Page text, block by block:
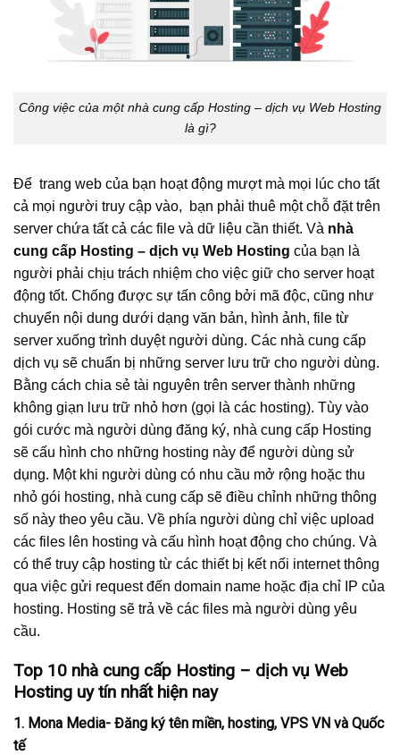
Công việc của một nhà cung cấp Hosting – dịch vụ Web Hosting
là gì?
Để trang web của bạn hoạt động mượt mà mọi lúc cho tất
cả mọi người truy cập vào, bạn phải thuê một chỗ đặt trên
server chứa tất cả các file và dữ liệu cần thiết. Và nhà
cung cấp Hosting – dịch vụ Web Hosting của bạn là
người phải chịu trách nhiệm cho việc giữ cho server hoạt
động tốt. Chống được sự tấn công bởi mã độc, cũng như
chuyển nội dung dưới dạng văn bản, hình ảnh, file từ
server xuống trình duyệt người dùng. Các nhà cung cấp
dịch vụ sẽ chuẩn bị những server lưu trữ cho người dùng.
Bằng cách chia sẻ tài nguyên trên server thành những
không giạn lưu trữ nhỏ hơn (gọi là các hosting). Tùy vào
gói cước mà người dùng đăng ký, nhà cung cấp Hosting
sẽ cấu hình cho những hosting này để người dùng sử
dụng. Một khi người dùng có nhu cầu mở rộng hoặc thu
nhỏ gói hosting, nhà cung cấp sẽ điều chỉnh những thông
số này theo yêu cầu. Về phía người dùng chỉ việc upload
các files lên hosting và cấu hình hoạt động cho chúng. Và
có thể truy cập hosting từ các thiết bị kết nối internet thông
qua việc gửi request đến domain name hoặc địa chỉ IP của
hosting. Hosting sẽ trả về các files mà người dùng yêu
cầu.
Top 10 nhà cung cấp Hosting – dịch vụ Web
Hosting uy tín nhất hiện nay
1. Mona Media- Đăng ký tên miền, hosting, VPS VN và Quốc
tế